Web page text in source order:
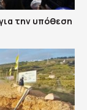
την υπόθεση